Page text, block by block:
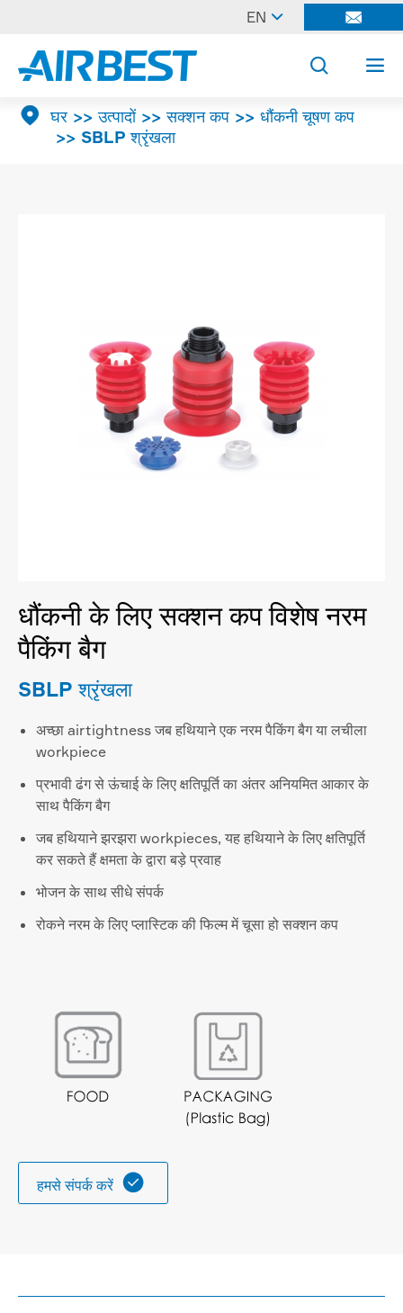
EN  
 
 घर उत्पादों सक्शन कप
धौंकनी चूषण कप
SBLP श्रृंखला
धौंकनी के लिए सक्शन कप विशेष नरम
पैकिंग बैग
SBLP श्रृंखला
अच्छा airtightness जब हथियाने एक नरम पैकिंग बैग या लचीला
workpiece
प्रभावी ढंग से ऊंचाई के लिए क्षतिपूर्ति का अंतर अनियमित आकार के
साथ पैकिंग बैग
जब हथियाने झरझरा workpieces, यह हथियाने के लिए क्षतिपूर्ति
कर सकते हैं क्षमता के द्वारा बड़े प्रवाह
भोजन के साथ सीधे संपर्क
रोकने नरम के लिए प्लास्टिक की फिल्म में चूसा हो सक्शन कप
हमसे संपर्क करें 